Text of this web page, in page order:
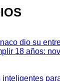
dio su
18 años: